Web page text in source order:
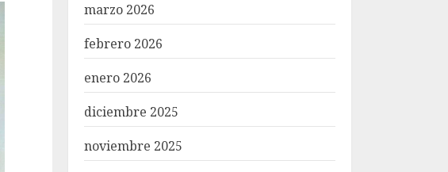
marzo 2026
febrero 2026
enero 2026
diciembre 2025
noviembre 2025